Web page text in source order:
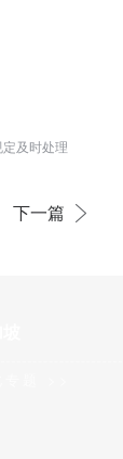
及时处理
下一篇